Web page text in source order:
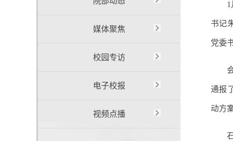
媒体聚焦
校园专访
电子校报
视频点播
1
书记
党委
通报
动方